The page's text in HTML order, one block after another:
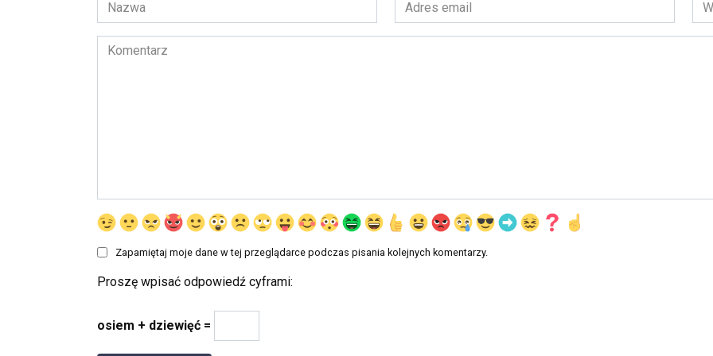
*
email
*
Komentarz
Zapamiętaj moje dane w tej przeglądarce podczas pisania kolejnych komentarzy.
Proszę wpisać odpowiedź cyframi:
osiem + dziewięć =